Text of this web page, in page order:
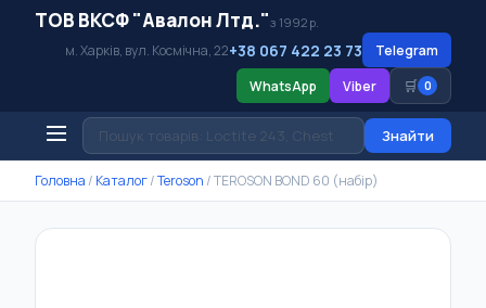
ТОВ ВКСФ "Авалон Лтд."з 1992 р.
м. Харків, вул. Космічна, 22+38 067 422 23 73
Telegram
WhatsApp
Viber 🛒 0
Знайти
Головна / Каталог/Teroson /TEROSON BOND 60 (набір)